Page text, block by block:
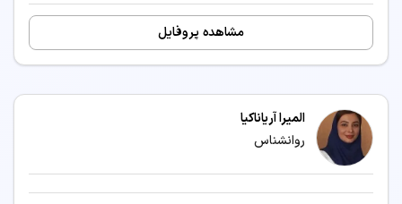
مشاهده پروفایل
المیرا آریاناکیا
روانشناس